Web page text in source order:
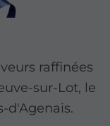
raffinées
sur-Lot, le
d'Agenais.